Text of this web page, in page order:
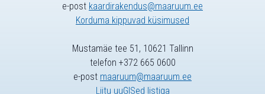
e-post kaardirakendus@maaruum.ee
Korduma kippuvad küsimused
Mustamäe tee 51, 10621 Tallinn
telefon +372 665 0600
e-post maaruum@maaruum.ee
Liitu uuGISed listiga